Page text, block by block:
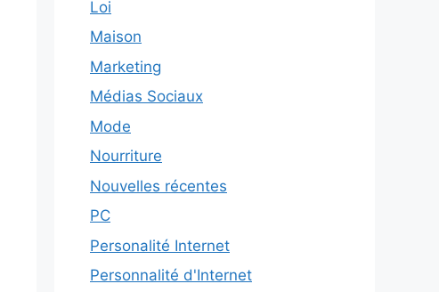
Loi
Maison
Marketing
Médias Sociaux
Mode
Nourriture
Nouvelles récentes
PC
Personalité Internet
Personnalité d'Internet